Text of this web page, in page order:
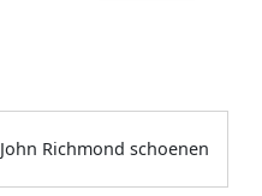
John Richmond schoenen